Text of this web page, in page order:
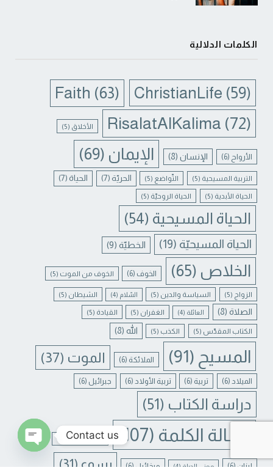
الكلمات الدلالية
ChristianLife (59)
Faith (63)
RisalatAlKalima (72) الأخلاق (5)
الأرواح (6) الإنسان(8) الإيمان (69)
التربية المسيحية (5) التّواضع (5) الحريّة (7) الحياة (7)
الحياة الأبدية (5) الحياة الروحيّة (5)
الحياة المسيحية (54)
الحياة المسيحيّة (19) الخطيّة (9)
الخلاص (65) الخوف (6) الخوف من الموت (5)
الزواج (5) السياسة والدين (5) السّلام (4) الشيطان (5)
الصلاة (8) العائلة (4) الغفران (5) القيادة (5)
الكتاب المقدّس (5) الكذب (5) الله (8)
المسيح (91) الملائكة (6) الموت (37)
الميلاد (6) تربية (6) تربية الأولاد (6) جبرائيل (6)
دراسة الكتاب (51)
رسالة الكلمة (107) غفران الخطايا
لبنان (6) معنى الحياة (4) ميخائيل (6) يسوع (31)
Contact us